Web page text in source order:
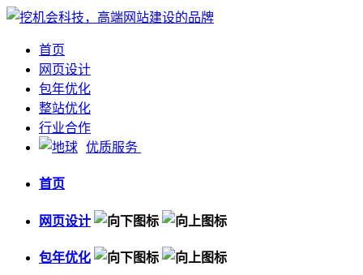
首页
网页设计
包年优化
整站优化
行业合作
优质服务
首页
网页设计
包年优化